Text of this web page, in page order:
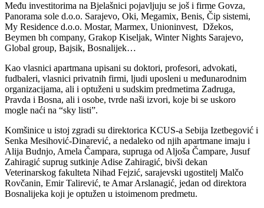
Među investitorima na Bjelašnici pojavljuju se još i firme Govza,
Panorama sole d.o.o. Sarajevo, Oki, Megamix, Benis, Čip sistemi,
My Residence d.o.o. Mostar, Marmex, Unioninvest, Džekos,
Beymen bh company, Grakop Kiseljak, Winter Nights Sarajevo,
Global group, Bajsik, Bosnalijek…
Kao vlasnici apartmana upisani su doktori, profesori, advokati,
fudbaleri, vlasnici privatnih firmi, ljudi uposleni u međunarodnim
organizacijama, ali i optuženi u sudskim predmetima Zadruga,
Pravda i Bosna, ali i osobe, tvrde naši izvori, koje bi se uskoro
mogle naći na “sky listi”.
Komšinice u istoj zgradi su direktorica KCUS-a Sebija Izetbegović i
Senka Mesihović-Dinarević, a nedaleko od njih apartmane imaju i
Alija Budnjo, Amela Čampara, supruga od Aljoša Čampare, Jusuf
Zahiragić suprug sutkinje Adise Zahiragić, bivši dekan
Veterinarskog fakulteta Nihad Fejzić, sarajevski ugostitelj Malčo
Rovčanin, Emir Talirević, te Amar Arslanagić, jedan od direktora
Bosnalijeka koji je optužen u istoimenom predmetu.